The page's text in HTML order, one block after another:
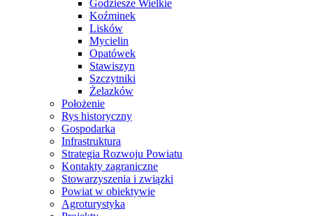
Godziesze Wielkie
Koźminek
Lisków
Mycielin
Opatówek
Stawiszyn
Szczytniki
Żelazków
Położenie
Rys historyczny
Gospodarka
Infrastruktura
Strategia Rozwoju Powiatu
Kontakty zagraniczne
Stowarzyszenia i związki
Powiat w obiektywie
Agroturystyka